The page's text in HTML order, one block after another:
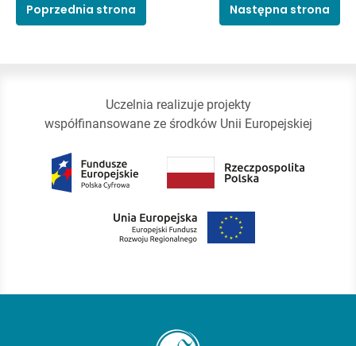
Poprzednia strona Następna strona
Uczelnia realizuje projekty
współfinansowane ze środków Unii Europejskiej